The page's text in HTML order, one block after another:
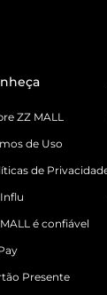
ZZ MALL
de Uso
de
é confiável
Presente